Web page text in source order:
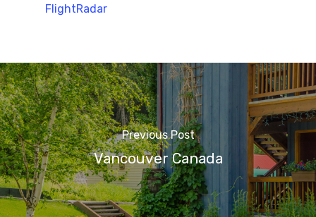
FlightRadar
Previous Post
Vancouver Canada